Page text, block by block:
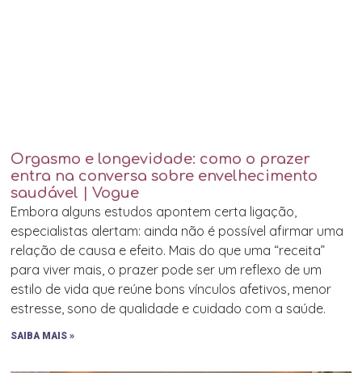
Orgasmo e longevidade: como o prazer
entra na conversa sobre envelhecimento
saudável | Vogue
Embora alguns estudos apontem certa ligação,
especialistas alertam: ainda não é possível afirmar uma
relação de causa e efeito. Mais do que uma “receita”
para viver mais, o prazer pode ser um reflexo de um
estilo de vida que reúne bons vínculos afetivos, menor
estresse, sono de qualidade e cuidado com a saúde.
SAIBA MAIS »